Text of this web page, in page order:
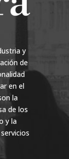
y
de
en el
la
de los
y la